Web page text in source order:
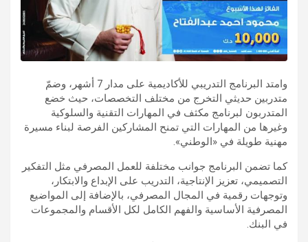
وامتد البرنامج التدريبي للأكاديمية على مدار 7 أشهر، وضمّ
متدربين حديثي التخرج من مختلف التخصصات، حيث خضع
المتدربون لبرنامج مكثف في المهارات التقنية والسلوكية
وغيرها من المهارات التي تمنح المشاركين الفرصة لبناء مسيرة
مهنية طويلة في «الوطني».
كما تضمن البرنامج جوانب مختلفة للعمل المصرفي مثل التفكير
التصميمي، تعزيز الإنتاجية، التدريب على الإبداع والابتكار،
وتوجهات رقمية في المجال المصرفي، بالإضافة إلى المواضيع
المصرفية الأساسية والفهم الكامل لكل الأقسام والمجموعات
في البنك.